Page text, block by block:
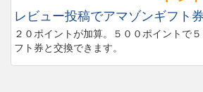
レビュー投稿でアマゾンギフト
２０ポイントが加算。５００ポイントで
フト券と交換できます。